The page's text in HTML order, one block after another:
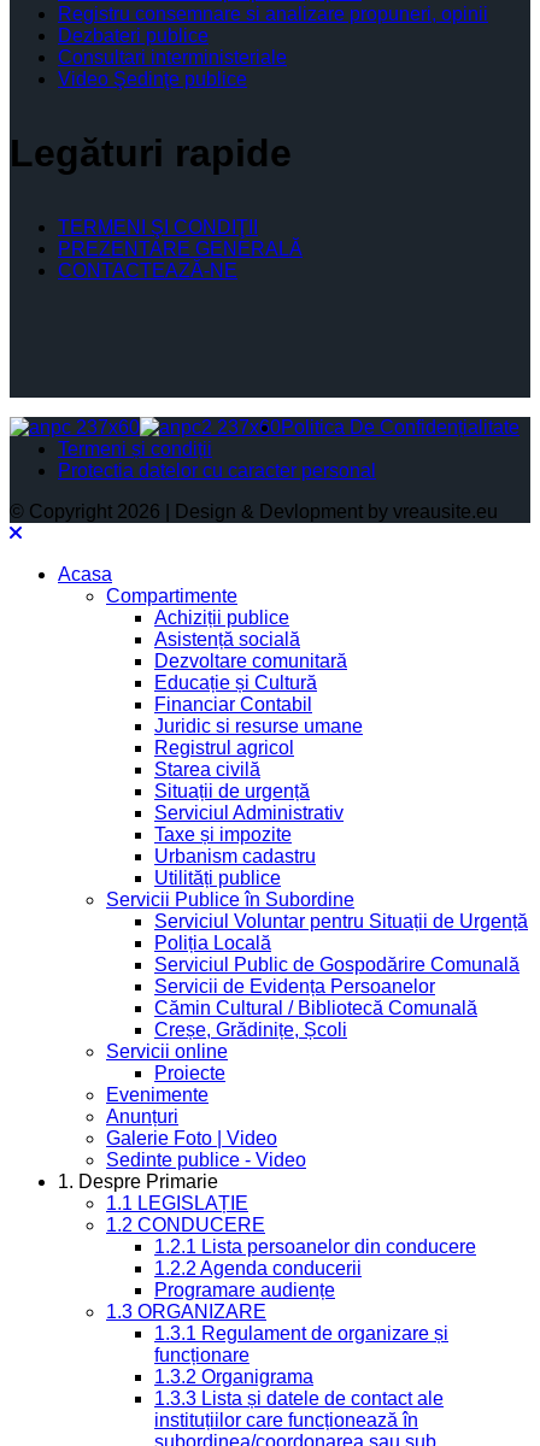
Registru consemnare si analizare propuneri, opinii
Dezbateri publice
Consultari interministeriale
Video Şedinţe publice
Legături rapide
TERMENI ŞI CONDIŢII
PREZENTARE GENERALĂ
CONTACTEAZĂ-NE
Politica De Confidențialitate
Termeni și condiții
Protectia datelor cu caracter personal
© Copyright 2026 | Design & Devlopment by vreausite.eu
Acasa
Compartimente
Achiziții publice
Asistență socială
Dezvoltare comunitară
Educație și Cultură
Financiar Contabil
Juridic si resurse umane
Registrul agricol
Starea civilă
Situații de urgență
Serviciul Administrativ
Taxe și impozite
Urbanism cadastru
Utilități publice
Servicii Publice în Subordine
Serviciul Voluntar pentru Situații de Urgență
Poliția Locală
Serviciul Public de Gospodărire Comunală
Servicii de Evidența Persoanelor
Cămin Cultural / Bibliotecă Comunală
Creșe, Grădinițe, Școli
Servicii online
Proiecte
Evenimente
Anunțuri
Galerie Foto | Video
Sedinte publice - Video
1. Despre Primarie
1.1 LEGISLAȚIE
1.2 CONDUCERE
1.2.1 Lista persoanelor din conducere
1.2.2 Agenda conducerii
Programare audiențe
1.3 ORGANIZARE
1.3.1 Regulament de organizare și
funcționare
1.3.2 Organigrama
1.3.3 Lista și datele de contact ale
instituțiilor care funcționează în
subordinea/coordonarea sau sub